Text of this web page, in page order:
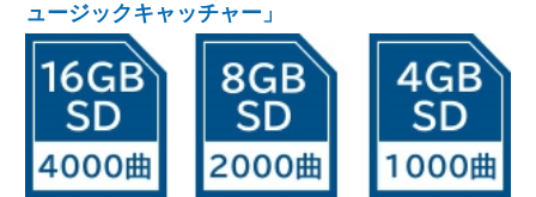
ュージックキャッチャー」